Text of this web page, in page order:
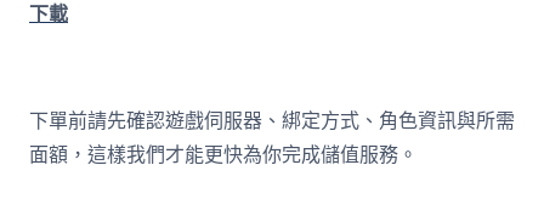
下載
下單前請先確認遊戲伺服器、綁定方式、角色資訊與所需
面額，這樣我們才能更快為你完成儲值服務。